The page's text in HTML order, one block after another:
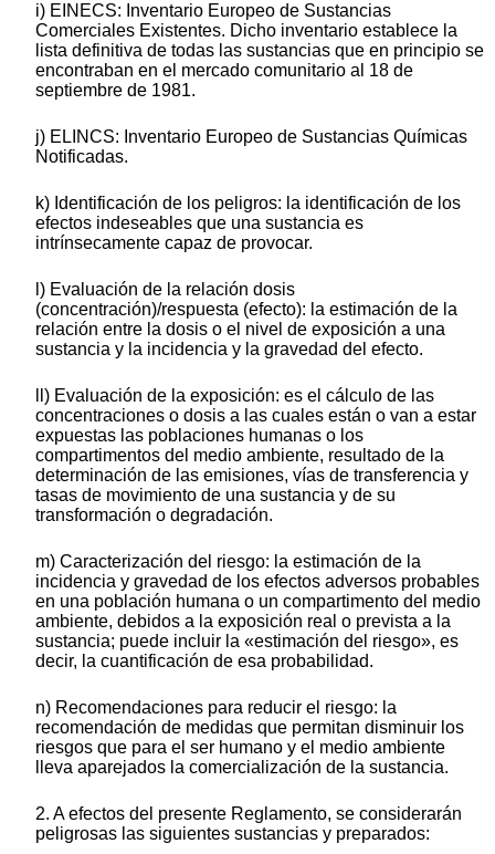
i) EINECS: Inventario Europeo de Sustancias
Comerciales Existentes. Dicho inventario establece la
lista definitiva de todas las sustancias que en principio se
encontraban en el mercado comunitario al 18 de
septiembre de 1981.
j) ELINCS: Inventario Europeo de Sustancias Químicas
Notificadas.
k) Identificación de los peligros: la identificación de los
efectos indeseables que una sustancia es
intrínsecamente capaz de provocar.
l) Evaluación de la relación dosis
(concentración)/respuesta (efecto): la estimación de la
relación entre la dosis o el nivel de exposición a una
sustancia y la incidencia y la gravedad del efecto.
ll) Evaluación de la exposición: es el cálculo de las
concentraciones o dosis a las cuales están o van a estar
expuestas las poblaciones humanas o los
compartimentos del medio ambiente, resultado de la
determinación de las emisiones, vías de transferencia y
tasas de movimiento de una sustancia y de su
transformación o degradación.
m) Caracterización del riesgo: la estimación de la
incidencia y gravedad de los efectos adversos probables
en una población humana o un compartimento del medio
ambiente, debidos a la exposición real o prevista a la
sustancia; puede incluir la «estimación del riesgo», es
decir, la cuantificación de esa probabilidad.
n) Recomendaciones para reducir el riesgo: la
recomendación de medidas que permitan disminuir los
riesgos que para el ser humano y el medio ambiente
lleva aparejados la comercialización de la sustancia.
2. A efectos del presente Reglamento, se considerarán
peligrosas las siguientes sustancias y preparados: